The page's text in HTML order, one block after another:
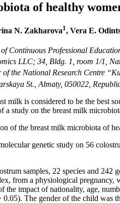
of healthy
N. Zakharova1, Vera E.
Continuous Professional
LLC; 34, Bldg. 1, room 1/1,
the National Research Centre
St., Almaty, 050022,
milk is considered to be the best
a study on the breast milk
of the breast milk microbiota of
genetic study on 56
samples, 22 species and
from a physiological pregnancy,
the impact of nationality, age,
The gender of the child was